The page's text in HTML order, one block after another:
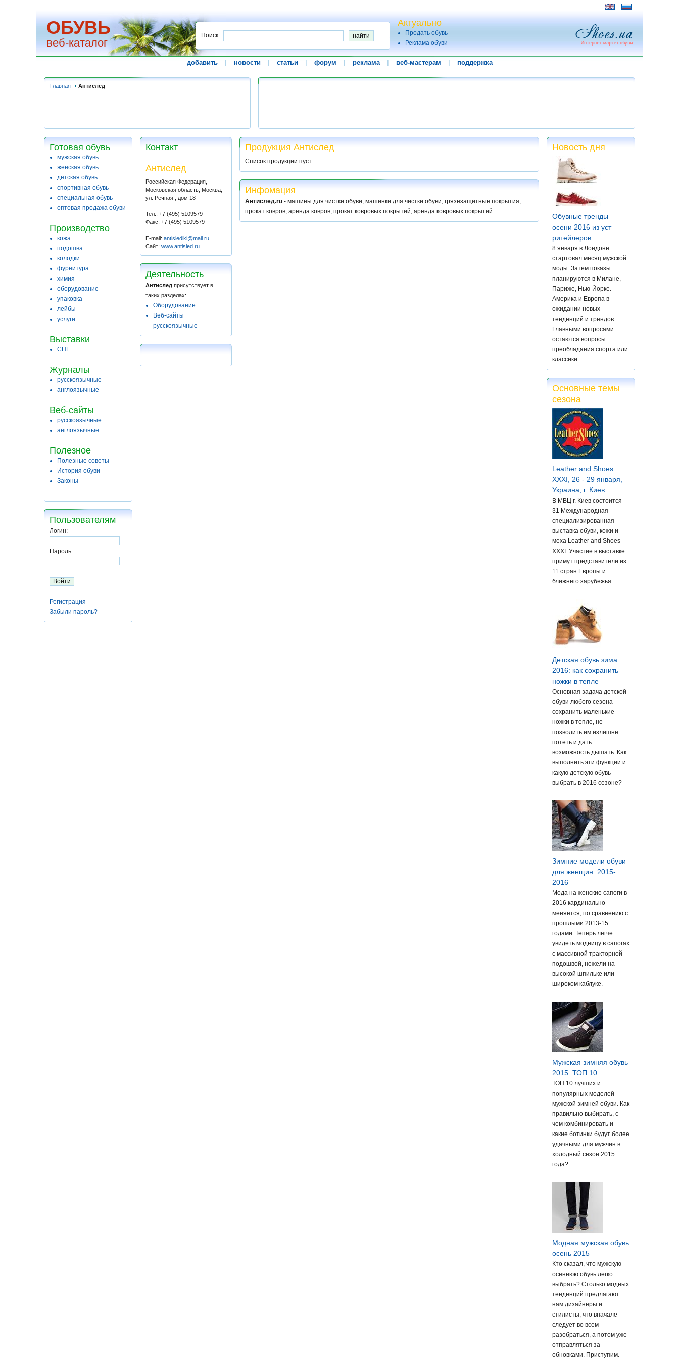
ОБУВЬ
веб-каталог
Поиск
Актуально
Продать обувь
Реклама обуви
добавить новости статьи форум реклама веб-мастерам поддержка
Главная Антислед
Готовая обувь
мужская обувь
женская обувь
детская обувь
спортивная обувь
специальная обувь
оптовая продажа обуви
Производство
кожа
подошва
колодки
фурнитура
химия
оборудование
упаковка
лейбы
услуги
Выставки
СНГ
Журналы
русскоязычные
англоязычные
Веб-сайты
русскоязычные
англоязычные
Полезное
Полезные советы
История обуви
Законы
Пользователям
Логин:
Пароль:
Регистрация
Забыли пароль?
Контакт
Антислед
Российская Федерация,
Московская область, Москва,
ул. Речная , дом 18
Тел.: +7 (495) 5109579
Факс: +7 (495) 5109579
E-mail: antislediki@mail.ru
Сайт: www.antisled.ru
Деятельность
Антислед присутствует в
таких разделах:
Оборудование
Веб-сайты
русскоязычные
Продукция Антислед
Список продукции пуст.
Инфомация
Антислед.ru - машины для чистки обуви, машинки для чистки обуви, грязезащитные покрытия,
прокат ковров, аренда ковров, прокат ковровых покрытий, аренда ковровых покрытий.
Новость дня
Обувные тренды
осени 2016 из уст
ритейлеров
8 января в Лондоне
стартовал месяц мужской
моды. Затем показы
планируются в Милане,
Париже, Нью-Йорке.
Америка и Европа в
ожидании новых
тенденций и трендов.
Главными вопросами
остаются вопросы
преобладания спорта или
классики...
Основные темы
сезона
Leather and Shoes
XXXI, 26 - 29 января,
Украина, г. Киев.
В МВЦ г. Киев состоится
31 Международная
специализированная
выставка обуви, кожи и
меха Leather and Shoes
XXXI. Участие в выставке
примут представители из
11 стран Европы и
ближнего зарубежья.
Детская обувь зима
2016: как сохранить
ножки в тепле
Основная задача детской
обуви любого сезона -
сохранить маленькие
ножки в тепле, не
позволить им излишне
потеть и дать
возможность дышать. Как
выполнить эти функции и
какую детскую обувь
выбрать в 2016 сезоне?
Зимние модели обуви
для женщин: 2015-
2016
Мода на женские сапоги в
2016 кардинально
меняется, по сравнению с
прошлыми 2013-15
годами. Теперь легче
увидеть модницу в сапогах
с массивной тракторной
подошвой, нежели на
высокой шпильке или
широком каблуке.
Мужская зимняя обувь
2015: ТОП 10
ТОП 10 лучших и
популярных моделей
мужской зимней обуви. Как
правильно выбирать, с
чем комбинировать и
какие ботинки будут более
удачными для мужчин в
холодный сезон 2015
года?
Модная мужская обувь
осень 2015
Кто сказал, что мужскую
осеннюю обувь легко
выбрать? Столько модных
тенденций предлагают
нам дизайнеры и
стилисты, что вначале
следует во всем
разобраться, а потом уже
отправляться за
обновками. Приступим.